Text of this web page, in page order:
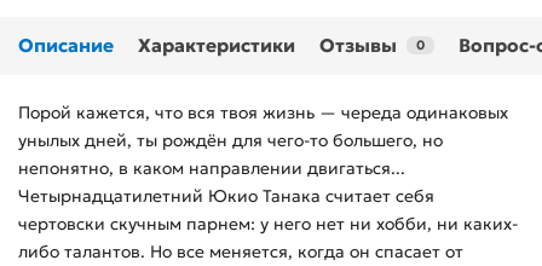
Описание Характеристики Отзывы 0 Вопрос-
Порой кажется, что вся твоя жизнь — череда одинаковых
унылых дней, ты рождён для чего-то большего, но
непонятно, в каком направлении двигаться...
Четырнадцатилетний Юкио Танака считает себя
чертовски скучным парнем: у него нет ни хобби, ни каких-
либо талантов. Но все меняется, когда он спасает от